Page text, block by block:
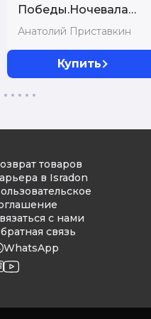
Победы.Ночевала
тучка золотая
Анатолий Приставкин
Купить
товаров
в Isradon
с нами
связь
WhatsApp